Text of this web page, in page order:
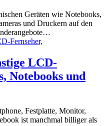
Geräten wie Notebooks,
und Druckern auf den
LCD-
Notebooks und
Festplatte, Monitor,
ist manchmal billiger als